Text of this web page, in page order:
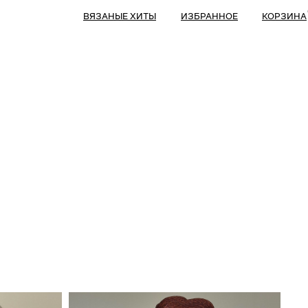
ИЗБРАННОЕ КОРЗИНА
ВЯЗАНЫЕ ХИТЫ